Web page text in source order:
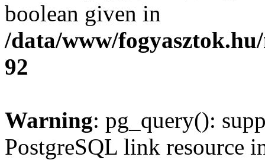
boolean given in
/data/www/
92
Warning: pg_query():
PostgreSQL link resource